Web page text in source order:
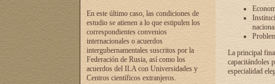
En este último caso, las condiciones de
estudio se atienen a lo que estipulen los
correspondientes convenios
internacionales o acuerdos
intergubernamentales suscritos por la
Federación de Rusia, así como los
acuerdos del ILA con Universidades y
Centros científicos extranjeros.
La principal
capacitándoles
especialidad